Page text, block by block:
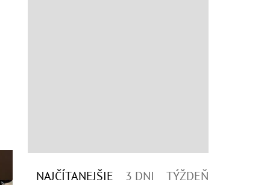
NAJČÍTANEJŠIE 3 DNI TÝŽDEŇ